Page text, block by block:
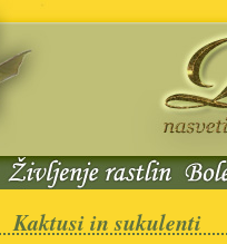
Kaktusi in sukulenti